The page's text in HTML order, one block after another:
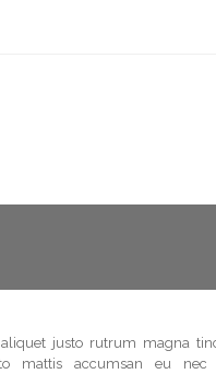
justo rutrum magna
mattis accumsan eu nec